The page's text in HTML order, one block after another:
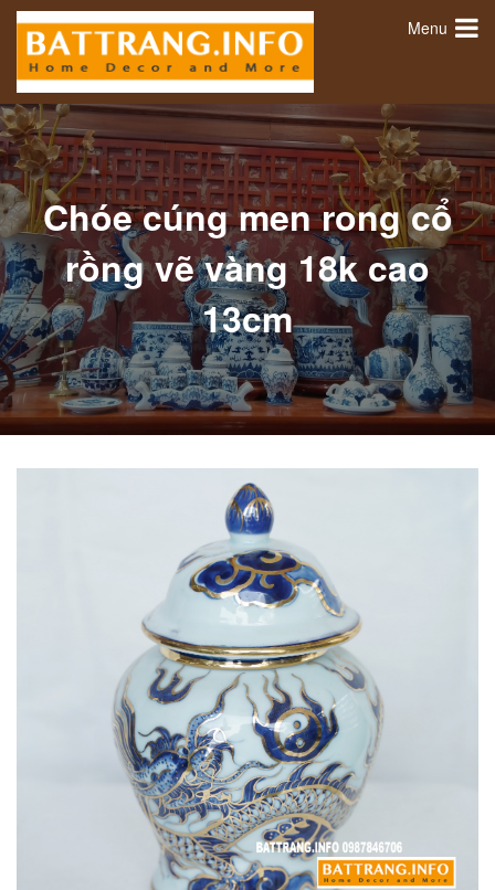
Menu
Chóe cúng men rong cổ
rồng vẽ vàng 18k cao
13cm